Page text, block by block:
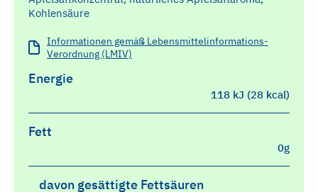
Kohlensäure
Informationen gemäß Lebensmittelinformations-
Verordnung (LMIV)
Energie
118 kJ (28 kcal)
Fett
0g
davon gesättigte Fettsäuren